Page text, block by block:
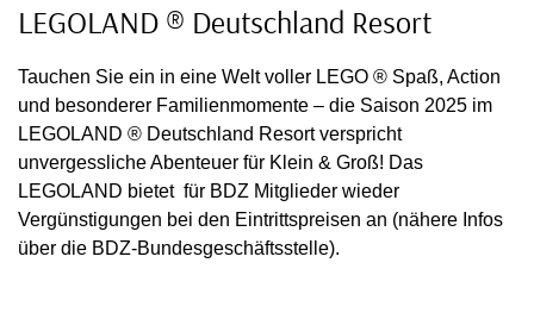
LEGOLAND ® Deutschland Resort
Tauchen Sie ein in eine Welt voller LEGO ® Spaß, Action
und besonderer Familienmomente – die Saison 2025 im
LEGOLAND ® Deutschland Resort verspricht
unvergessliche Abenteuer für Klein & Groß! Das
LEGOLAND bietet für BDZ Mitglieder wieder
Vergünstigungen bei den Eintrittspreisen an (nähere Infos
über die BDZ-Bundesgeschäftsstelle).